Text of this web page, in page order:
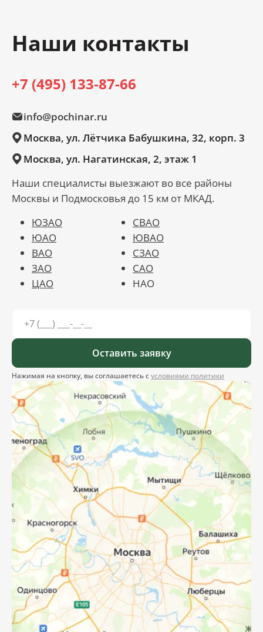
Наши контакты
+7 (495) 133-87-66
info@pochinar.ru
Москва, ул. Лётчика Бабушкина, 32, корп. 3
Москва, ул. Нагатинская, 2, этаж 1
Наши специалисты выезжают во все районы
Москвы и Подмосковья до 15 км от МКАД.
ЮЗАО
СВАО
ЮАО
ЮВАО
ВАО
СЗАО
ЗАО
САО
ЦАО
НАО
Оставить заявку
Нажимая на кнопку, вы соглашаетесь сусловиями политики